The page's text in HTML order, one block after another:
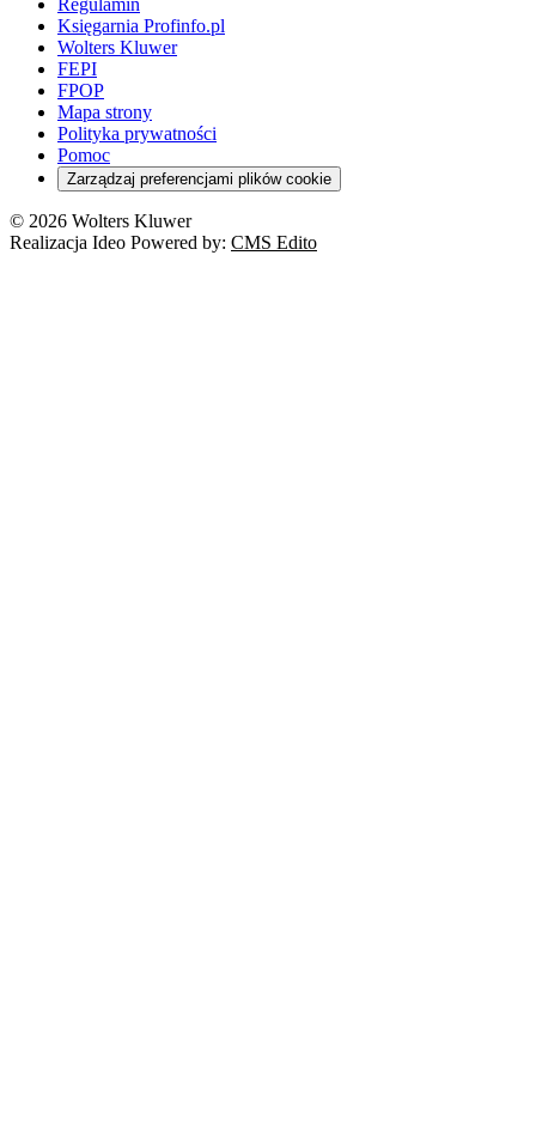
KSeF
Orzeczenia
Nowe uprawnienia PIP
Banki
Orzeczenia
Energetyka
ESG
Kredyty
Cło
Deregulacja
Cyberbezpieczeństwo
Franczyza
Prawo autorskie
Rynek i konsument
Domowe finanse
Emerytury i renty
Pacjent
Szkoła i uczeń
Turystyka
Orzeczenia
RODO
Regulamin
Księgarnia Profinfo.pl
Wolters Kluwer
FEPI
FPOP
Mapa strony
Polityka prywatności
Pomoc
Zarządzaj preferencjami plików cookie
© 2026 Wolters Kluwer
Realizacja Ideo Powered by: CMS Edito